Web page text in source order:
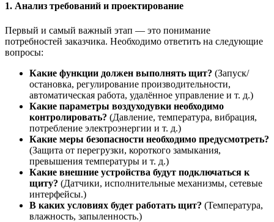
1. Анализ требований и проектирование
Первый и самый важный этап — это понимание
потребностей заказчика. Необходимо ответить на следующие
вопросы:
Какие функции должен выполнять щит? (Запуск/
остановка, регулирование производительности,
автоматическая работа, удалённое управление и т. д.)
Какие параметры воздуходувки необходимо
контролировать? (Давление, температура, вибрация,
потребление электроэнергии и т. д.)
Какие меры безопасности необходимо предусмотреть?
(Защита от перегрузки, короткого замыкания,
превышения температуры и т. д.)
Какие внешние устройства будут подключаться к
щиту? (Датчики, исполнительные механизмы, сетевые
интерфейсы.)
В каких условиях будет работать щит? (Температура,
влажность, запыленность.)